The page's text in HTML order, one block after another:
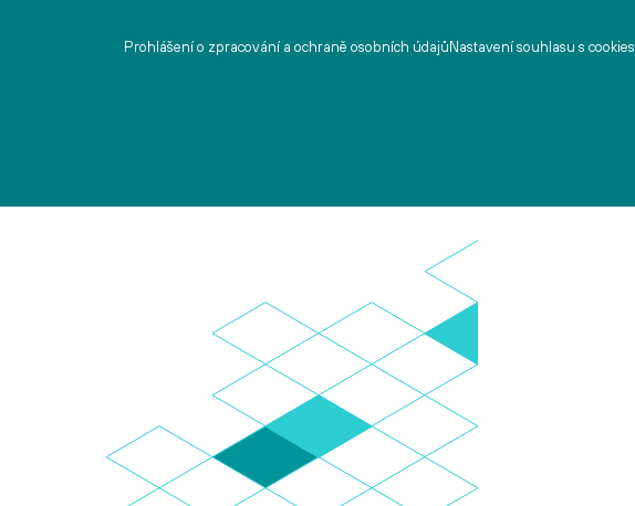
Prohlášení o zpracování a ochraně osobních údajůNastavení souhlasu s cookies